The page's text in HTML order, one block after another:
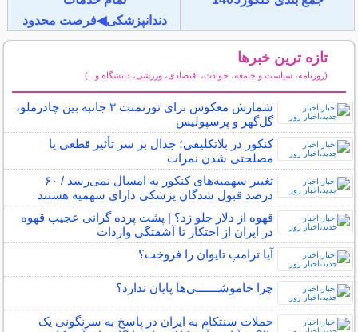
دندانپزشکی◀فرصت محدود
تازه ترین خبرها
(روزنامه، سیاست و جامعه، حوادث، اقتصادی، ورزشی، دانشگاه و...)
شمارش معکوس برای تورنمنت ۳ جانبه بین چادرملو،
گل‌گهر و پرسپولیس
کنکور در بلاتکلیفی؛ جدال بر سر تأثیر قطعی یا
مصلحتی شدن نمرات
تغییر سهمیه‌های کنکور به امسال نمی‌رسد / ۶۰
درصد قبول شدگان پزشکی دارای سهمیه هستند
قهوه از دلار جلو زد؟ | پشت پرده گرانی عجیب قهوه
در ایران از احتکار تا آشفتگی واردات
آیا ترامپ تایوان را فروخت؟
چرا خاموشـــــــی‌ها پایان ندارد؟
حملات سنتکام به ایران در پاسخ به سرنگونی یک